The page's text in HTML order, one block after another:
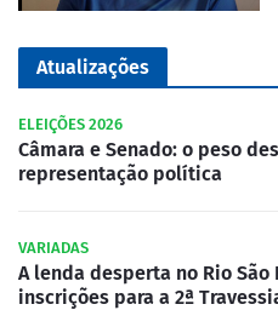
Atualizações
ELEIÇÕES 2026
Câmara e Senado: o peso
representação política
VARIADAS
A lenda desperta no Rio São
inscrições para a 2ª